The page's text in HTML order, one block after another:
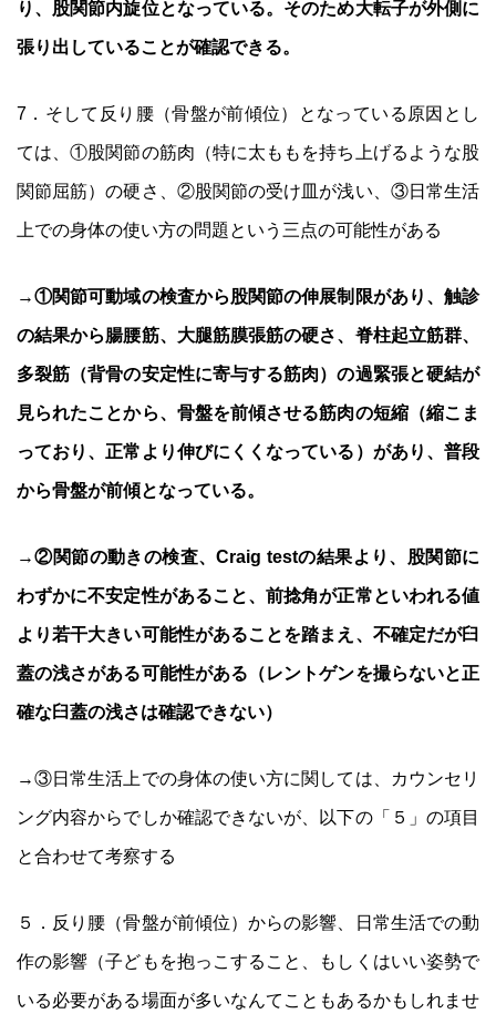
り、股関節内旋位となっている。そのため大転子が外側に
張り出していることが確認できる。
7．そして反り腰（骨盤が前傾位）となっている原因とし
ては、①股関節の筋肉（特に太ももを持ち上げるような股
関節屈筋）の硬さ、②股関節の受け皿が浅い、③日常生活
上での身体の使い方の問題という三点の可能性がある
→①関節可動域の検査から股関節の伸展制限があり、触診
の結果から腸腰筋、大腿筋膜張筋の硬さ、脊柱起立筋群、
多裂筋（背骨の安定性に寄与する筋肉）の過緊張と硬結が
見られたことから、骨盤を前傾させる筋肉の短縮（縮こま
っており、正常より伸びにくくなっている）があり、普段
から骨盤が前傾となっている。
→②関節の動きの検査、Craig testの結果より、股関節に
わずかに不安定性があること、前捻角が正常といわれる値
より若干大きい可能性があることを踏まえ、不確定だが臼
蓋の浅さがある可能性がある（レントゲンを撮らないと正
確な臼蓋の浅さは確認できない）
→③日常生活上での身体の使い方に関しては、カウンセリ
ング内容からでしか確認できないが、以下の「５」の項目
と合わせて考察する
５．反り腰（骨盤が前傾位）からの影響、日常生活での動
作の影響（子どもを抱っこすること、もしくはいい姿勢で
いる必要がある場面が多いなんてこともあるかもしれませ